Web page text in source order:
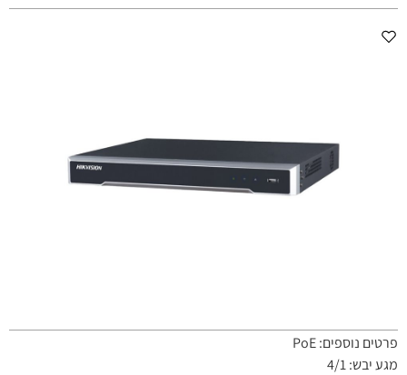
פרטים נוספים: PoE
מגע יבש: 4/1